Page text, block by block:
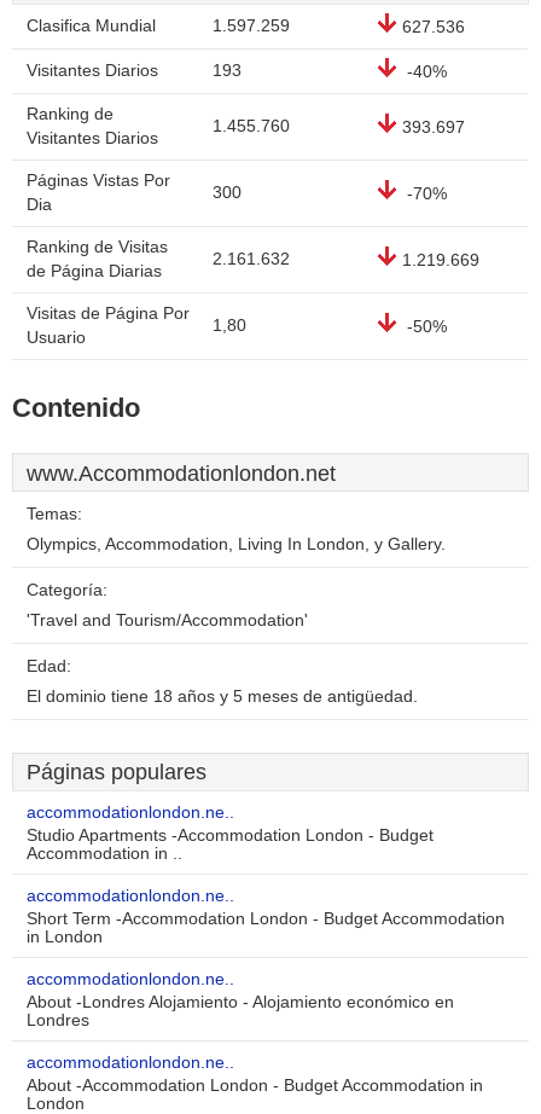
Clasifica Mundial 1.597.259 627.536
Visitantes Diarios 193 -40%
Ranking de
Visitantes Diarios
1.455.760 393.697
Páginas Vistas Por
Dia
300 -70%
Ranking de Visitas
de Página Diarias
2.161.632 1.219.669
Visitas de Página Por
Usuario
1,80 -50%
Contenido
www.Accommodationlondon.net
Temas:
Olympics, Accommodation, Living In London, y Gallery.
Categoría:
'Travel and Tourism/Accommodation'
Edad:
El dominio tiene 18 años y 5 meses de antigüedad.
Páginas populares
accommodationlondon.ne..
Studio Apartments -Accommodation London - Budget
Accommodation in ..
accommodationlondon.ne..
Short Term -Accommodation London - Budget Accommodation
in London
accommodationlondon.ne..
About -Londres Alojamiento - Alojamiento económico en
Londres
accommodationlondon.ne..
About -Accommodation London - Budget Accommodation in
London